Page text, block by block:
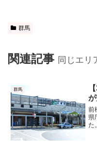
群馬
関連記事 同じエリ
群馬
前
県
た